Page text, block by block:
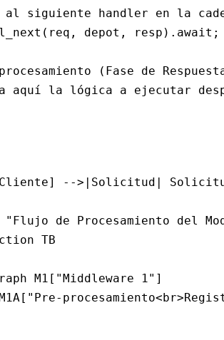
al siguiente handler en la
(req, depot, resp) .await ;
(Fase de
aquí la lógica a ejecutar
-->|Solicitud|
de Procesamiento del
TB
M1["Middleware 1"]